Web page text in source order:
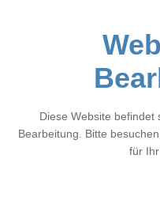
Diese Website befindet
Bearbeitung. Bitte
für